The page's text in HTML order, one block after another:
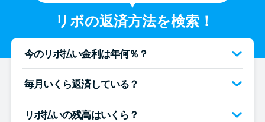
審査が不安な方向け
リボの返済方法を検索！
今のリボ払い金利は年何％？
毎月いくら返済している？
リボ払いの残高はいくら？